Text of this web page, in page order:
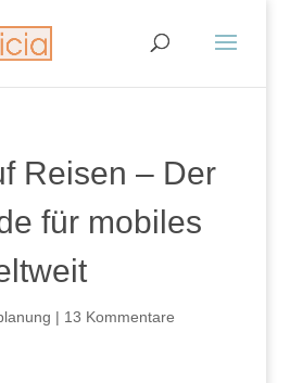
Reisen – Der
für mobiles
| 13 Kommentare